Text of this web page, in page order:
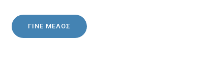
ΓΙΝΕ ΜΕΛΟΣ